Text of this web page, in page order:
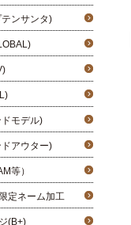
ンサンタ)
モデル)
アウター)
等）
定ネーム加工
(B+)